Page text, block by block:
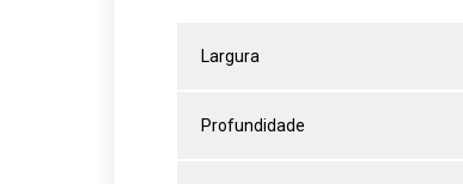
Largura
Profundidade